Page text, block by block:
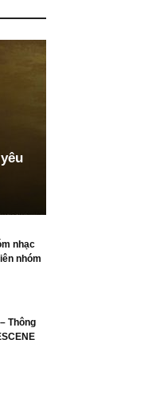
nhạc
nhóm
Thông